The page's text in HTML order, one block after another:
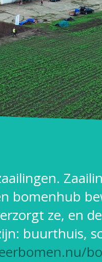
bomenhub
ze, en
buurthuis,